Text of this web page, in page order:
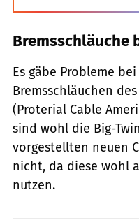
Bremsschläuche
Es gäbe Probleme
Bremsschläuchen
(Proterial Cable
sind wohl die Big-
vorgestellten neuen
nicht, da diese wohl
nutzen.